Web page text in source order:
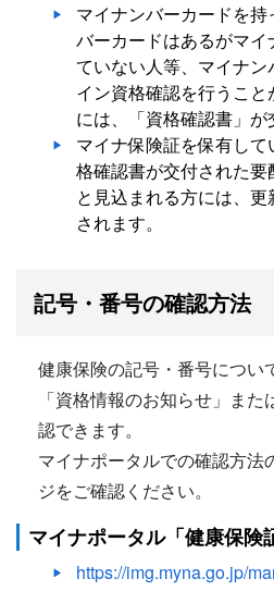
マイナンバーカードを
バーカードはあるがマ
ていない人等、マイナ
イン資格確認を行うこ
には、「資格確認書」が
マイナ保険証を保有し
格確認書が交付された
と見込まれる方には、
されます。
記号・番号の確認方法
健康保険の記号・番号につい
「資格情報のお知らせ」ま
認できます。
マイナポータルでの確認方法
ジをご確認ください。
マイナポータル「健康保険
https://img.myna.go.jp/